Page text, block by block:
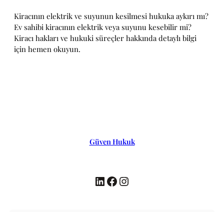
Kiracının elektrik ve suyunun kesilmesi hukuka aykırı mı?
Ev sahibi kiracının elektrik veya suyunu kesebilir mi?
Kiracı hakları ve hukuki süreçler hakkında detaylı bilgi
için hemen okuyun.
Güven Hukuk
LinkedIn Facebook Instagram